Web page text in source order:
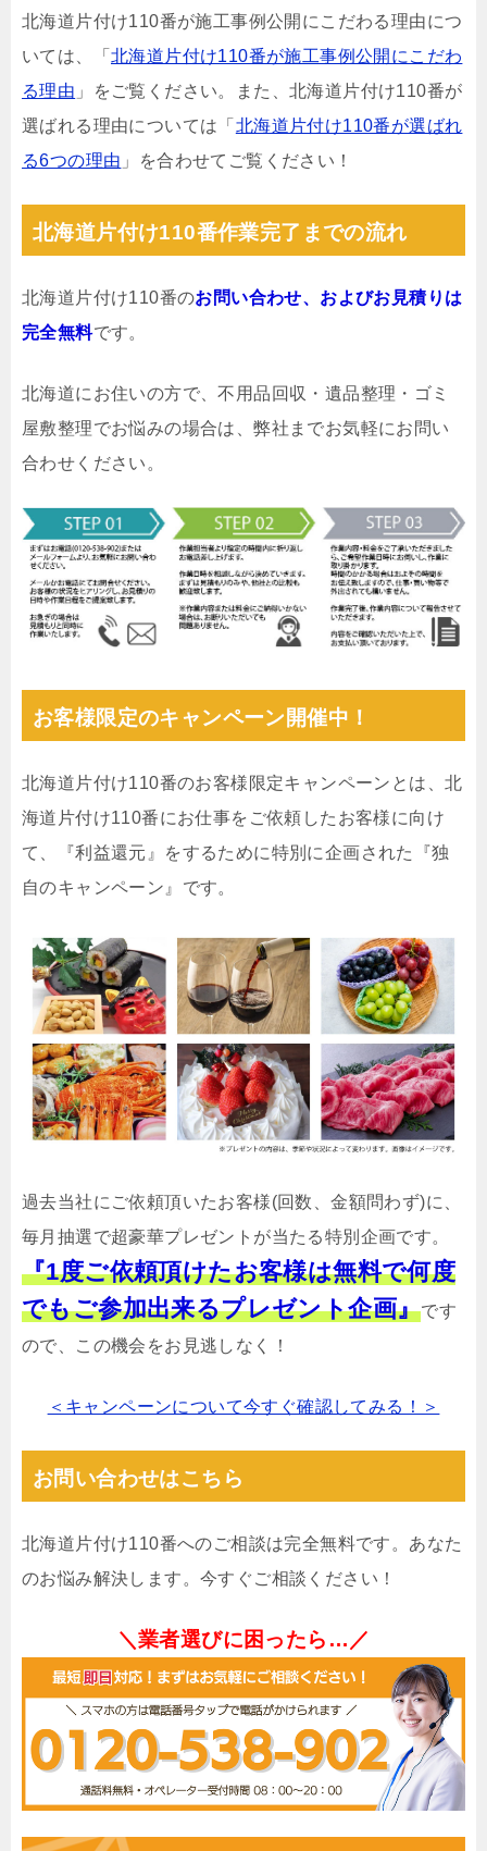
北海道片付け110番が施工事例公開にこだわる理由につ
いては、「 北海道片付け110番が施工事例公開にこだわ
る理由 」をご覧ください。また、北海道片付け110番が
選ばれる理由については「 北海道片付け110番が選ばれ
る6つの理由 」を合わせてご覧ください！
北海道片付け110番作業完了までの流れ
北海道片付け110番のお問い合わせ、およびお見積りは
完全無料です。
北海道にお住いの方で、不用品回収・遺品整理・ゴミ
屋敷整理でお悩みの場合は、弊社までお気軽にお問い
合わせください。
お客様限定のキャンペーン開催中！
北海道片付け110番のお客様限定キャンペーンとは、北
海道片付け110番にお仕事をご依頼したお客様に向け
て、『利益還元』をするために特別に企画された『独
自のキャンペーン』です。
過去当社にご依頼頂いたお客様(回数、金額問わず)に、
毎月抽選で超豪華プレゼントが当たる特別企画です。
『1度ご依頼頂けたお客様は無料で何度
でもご参加出来るプレゼント企画』です
ので、この機会をお見逃しなく！
＜キャンペーンについて今すぐ確認してみる！＞
お問い合わせはこちら
北海道片付け110番へのご相談は完全無料です。あなた
のお悩み解決します。今すぐご相談ください！
＼業者選びに困ったら…／